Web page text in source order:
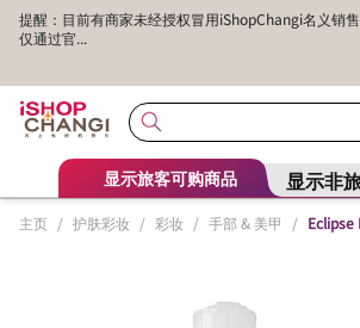
提醒：目前有商家未经授权冒用iShopChangi名义销
仅通过官...
显示旅客可购商品 显示非
主页 / 护肤彩妆 / 彩妆 / 手部 & 美甲 / Eclipse